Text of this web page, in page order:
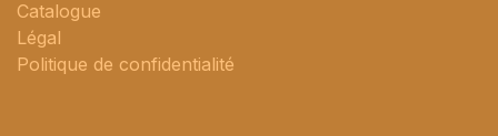
Catalogue
Légal
Politique de confidentialité